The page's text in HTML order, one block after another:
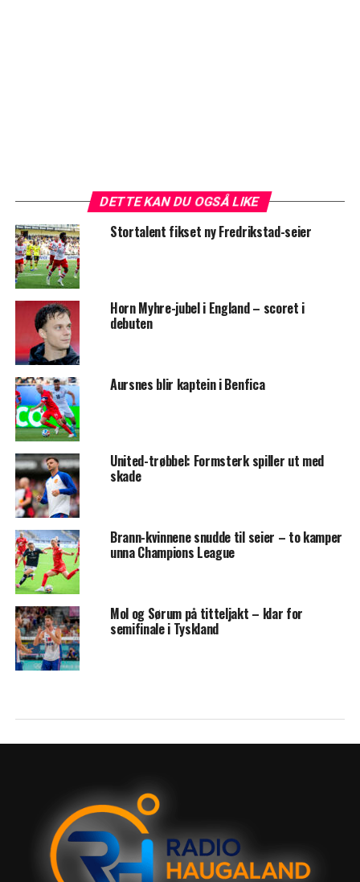
DETTE KAN DU OGSÅ LIKE
Stortalent fikset ny Fredrikstad-seier
Horn Myhre-jubel i England – scoret i
debuten
Aursnes blir kaptein i Benfica
United-trøbbel: Formsterk spiller ut med
skade
Brann-kvinnene snudde til seier – to kamper
unna Champions League
Mol og Sørum på titteljakt – klar for
semifinale i Tyskland